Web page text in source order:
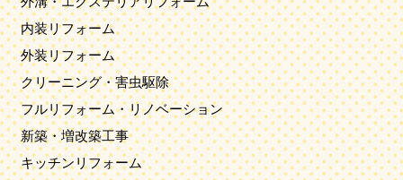
内装リフォーム
外装リフォーム
クリーニング・害虫駆除
フルリフォーム・リノベーション
新築・増改築工事
キッチンリフォーム